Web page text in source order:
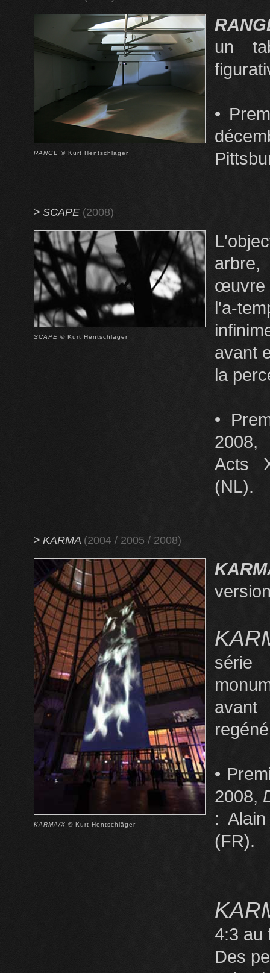
RANGE © Kurt Hentschläger
un
•
> SCAPE(2008)
SCAPE © Kurt Hentschläger
arbre,
œuvre
l'a-
avant
la
•
Acts
(NL).
> KARMA (2004 / 2005 / 2008)
KARMA/X © Kurt Hentschläger
•
2008,
:
(FR).
4:3 au
Des